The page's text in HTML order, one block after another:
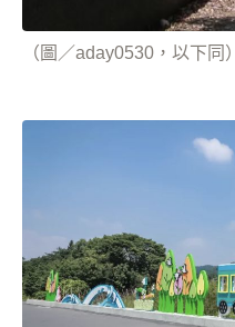
（圖／aday0530，以下同）